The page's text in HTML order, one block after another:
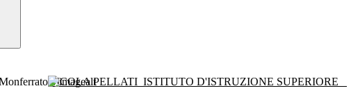
NICOLA PELLATI ISTITUTO D'ISTRUZIONE SUPERIORE